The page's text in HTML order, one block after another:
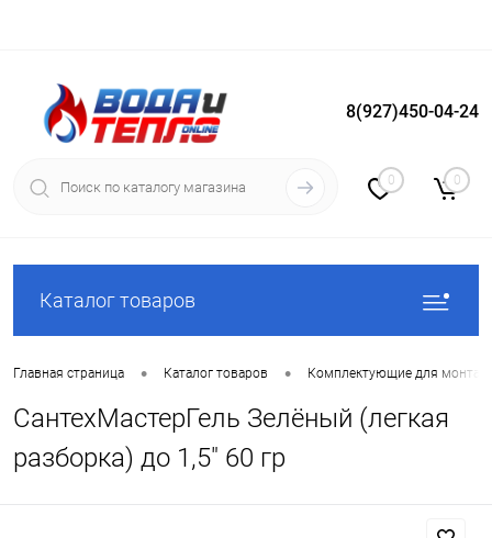
Вход Регистрация
8(927)450-04-24
0 0
Каталог товаров
Главная страница • Каталог товаров • Комплектующие для
СантехМастерГель Зелёный (легкая
разборка) до 1,5" 60 гр